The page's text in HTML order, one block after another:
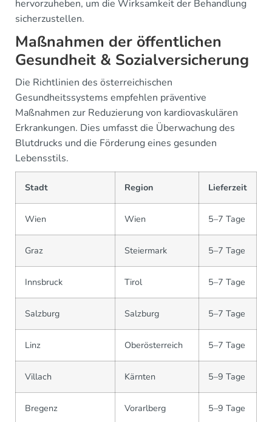
hervorzuheben, um die Wirksamkeit der Behandlung
sicherzustellen.
Maßnahmen der öffentlichen
Gesundheit & Sozialversicherung
Die Richtlinien des österreichischen
Gesundheitssystems empfehlen präventive
Maßnahmen zur Reduzierung von kardiovaskulären
Erkrankungen. Dies umfasst die Überwachung des
Blutdrucks und die Förderung eines gesunden
Lebensstils.
Stadt Region Lieferzeit
Wien Wien 5–7 Tage
Graz Steiermark 5–7 Tage
Innsbruck Tirol 5–7 Tage
Salzburg Salzburg 5–7 Tage
Linz Oberösterreich 5–7 Tage
Villach Kärnten 5–9 Tage
Bregenz Vorarlberg 5–9 Tage